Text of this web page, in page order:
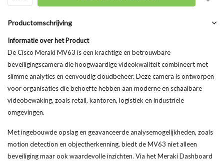
Productomschrijving
Informatie over het Product
De Cisco Meraki MV63 is een krachtige en betrouwbare
beveiligingscamera die hoogwaardige videokwaliteit combineert met
slimme analytics en eenvoudig cloudbeheer. Deze camera is ontworpen
voor organisaties die behoefte hebben aan moderne en schaalbare
videobewaking, zoals retail, kantoren, logistiek en industriële
omgevingen.
Met ingebouwde opslag en geavanceerde analysemogelijkheden, zoals
motion detection en objectherkenning, biedt de MV63 niet alleen
beveiliging maar ook waardevolle inzichten. Via het Meraki Dashboard